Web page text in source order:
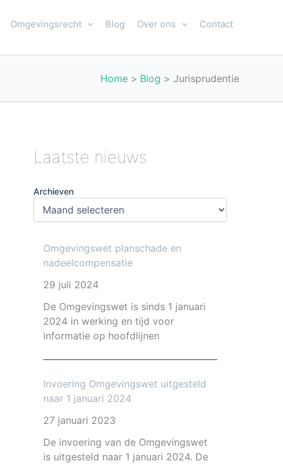
Omgevingsrecht Blog Over ons Contact
Home Blog Jurisprudentie
Laatste nieuws
Archieven
Omgevingswet planschade en
nadeelcompensatie
29 juli 2024
De Omgevingswet is sinds 1 januari
2024 in werking en tijd voor
informatie op hoofdlijnen
Invoering Omgevingswet uitgesteld
naar 1 januari 2024
27 januari 2023
De invoering van de Omgevingswet
is uitgesteld naar 1 januari 2024. De